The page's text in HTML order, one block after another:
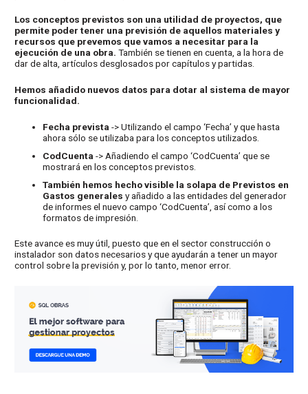
Los conceptos previstos son una utilidad de proyectos, que
permite poder tener una previsión de aquellos materiales y
recursos que prevemos que vamos a necesitar para la
ejecución de una obra. También se tienen en cuenta, a la hora de
dar de alta, artículos desglosados por capítulos y partidas.
Hemos añadido nuevos datos para dotar al sistema de mayor
funcionalidad.
Fecha prevista -> Utilizando el campo ‘Fecha’ y que hasta
ahora sólo se utilizaba para los conceptos utilizados.
CodCuenta -> Añadiendo el campo ‘CodCuenta’ que se
mostrará en los conceptos previstos.
También hemos hecho visible la solapa de Previstos en
Gastos generales y añadido a las entidades del generador
de informes el nuevo campo ‘CodCuenta’, así como a los
formatos de impresión.
Este avance es muy útil, puesto que en el sector construcción o
instalador son datos necesarios y que ayudarán a tener un mayor
control sobre la previsión y, por lo tanto, menor error.